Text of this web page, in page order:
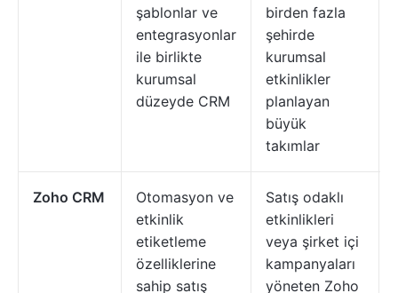
şablonlar ve
entegrasyonlar
ile birlikte
kurumsal
düzeyde CRM
birden fazla
şehirde
kurumsal
etkinlikler
planlayan
büyük
takımlar
Zoho CRM
Otomasyon ve
etkinlik
etiketleme
özelliklerine
sahip satış
Satış odaklı
etkinlikleri
veya şirket içi
kampanyaları
yöneten Zoho